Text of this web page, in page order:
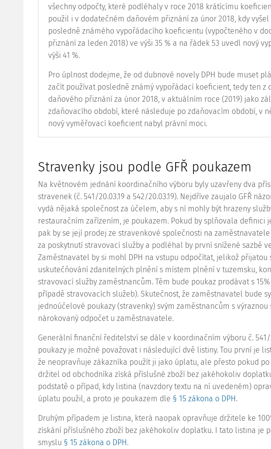
všechny odpočty, které podléhaly v roce 2018 krátícímu
použil i v dodatečném daňovém přiznání za únor 2018, kdy vyšel
posledně známého vypořádacího koeficientu (vypočteného v
přiznání za leden 2018) ve výši 35 % a na řádek 53 uvedl nový
výši 41 %.
Pro úplnost dodejme, že od dubnové novely DPH bude muset
začít používat posledně známý vypořádací koeficient, tedy ten z
daňového přiznání za únor 2018, v aktuálním roce (2019) jako
zdaňovacího období, které následuje po zdaňovacím období, v
nový vyměřovací koeficient nabyl právní moci.
Stravenky jsou podle GFŘ poukazem
Na květnovém jednání koordinačního výboru byly uzavřeny dva
stravenek (č. 541/20.03.19 a 542/20.03.19). Nejdříve zaujalo GFŘ
vydá nějaká společnost za účelem, aby s ní mohly být hrazeny
restauračním zařízením, je poukazem. Pokud by splňovala definici
pak by se její prodej ze stravenkové společnosti na
za poskytnutí stravovací služby a podléhal by první snížené sazbě
Zaměstnavatel by si mohl DPH na vstupu odpočítat, jelikož
uskutečňování zdanitelných plnění s místem plnění v tuzemsku,
stravovací služby zaměstnancům. Těm bude poukaz prodávat s
případě stravovacích služeb). Skutečnost, že zaměstnavatel bude
jednoúčelové poukazy (stravenky) svým zaměstnancům s
nárokovaný odpočet u zaměstnavatele.
Generální finanční ředitelství se dále v koordinačním výboru č. 541/
poukazy je možné považovat i následující dvě listiny. Tou první je
že neopravňuje zákazníka použít ji jako úplatu, ale přesto pokud
držitel od obchodníka získá příslušné zboží bez jakéhokoliv
podstatě o případ, kdy listina (navzdory textu na ní uvedeném)
úplatu použil, a proto je poukazem dle § 15 zákona o DPH.
Druhým případem je listina, která naopak opravňuje držitele ke
získání příslušného zboží bez jakéhokoliv doplatku. I tato listina je
smyslu § 15 zákona o DPH.